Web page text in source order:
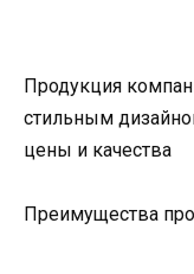
Продукция
стильным
цены и качества
Преимущества